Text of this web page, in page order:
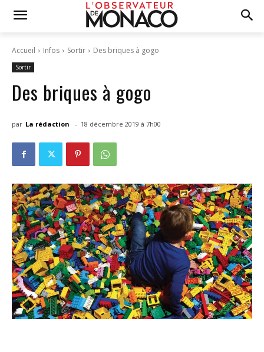
Accueil Infos Sortir Des briques à gogo
Sortir
Des briques à gogo
par La rédaction - 18 décembre 2019 à 7h00